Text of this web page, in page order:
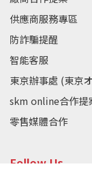
供應商服務專區
防詐騙提醒
智能客服
東京辦事處 (東京
skm online合作提
零售媒體合作
Follow Us